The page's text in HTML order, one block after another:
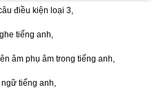
điều kiện loại 3,
tiếng anh,
âm phụ âm trong tiếng anh,
tiếng anh,